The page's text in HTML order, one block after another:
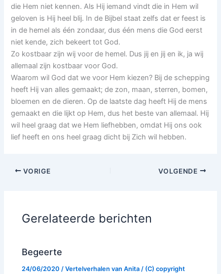
die Hem niet kennen. Als Hij iemand vindt die in Hem wil
geloven is Hij heel blij. In de Bijbel staat zelfs dat er feest is
in de hemel als één zondaar, dus één mens die God eerst
niet kende, zich bekeert tot God.
Zo kostbaar zijn wij voor de hemel. Dus jij en jij en ik, ja wij
allemaal zijn kostbaar voor God.
Waarom wil God dat we voor Hem kiezen? Bij de schepping
heeft Hij van alles gemaakt; de zon, maan, sterren, bomen,
bloemen en de dieren. Op de laatste dag heeft Hij de mens
gemaakt en die lijkt op Hem, dus het beste van allemaal. Hij
wil heel graag dat we Hem liefhebben, omdat Hij ons ook
lief heeft en ons heel graag dicht bij Zich wil hebben.
VORIGE VOLGENDE
Gerelateerde berichten
Begeerte
24/06/2020/Vertelverhalen van Anita / (C) copyright